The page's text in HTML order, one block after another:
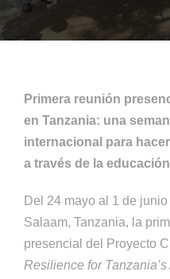
Primera reunión
en Tanzania: una
internacional para
a través de la educación
Del 24 mayo al 1 de
Salaam, Tanzania, la
presencial del Proyecto
Resilience for